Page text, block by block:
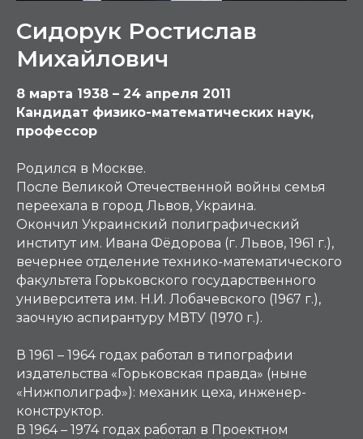
Сидорук Ростислав
Михайлович
8 марта 1938 – 24 апреля 2011
Кандидат физико-математических наук,
профессор
Родился в Москве.
После Великой Отечественной войны семья
переехала в город Львов, Украина.
Окончил Украинский полиграфический
институт им. Ивана Фёдорова (г. Львов, 1961 г.),
вечернее отделение технико-математического
факультета Горьковского государственного
университета им. Н.И. Лобачевского (1967 г.),
заочную аспирантуру МВТУ (1970 г.).
В 1961 – 1964 годах работал в типографии
издательства «Горьковская правда» (ныне
«Нижполиграф»): механик цеха, инженер-
конструктор.
В 1964 – 1974 годах работал в Проектном